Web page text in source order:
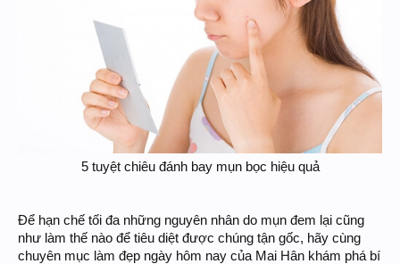
5 tuyệt chiêu đánh bay mụn bọc hiệu quả
Để hạn chế tối đa những nguyên nhân do mụn đem lại cũng
như làm thế nào để tiêu diệt được chúng tận gốc, hãy cùng
chuyên mục làm đẹp ngày hôm nay của Mai Hân khám phá bí